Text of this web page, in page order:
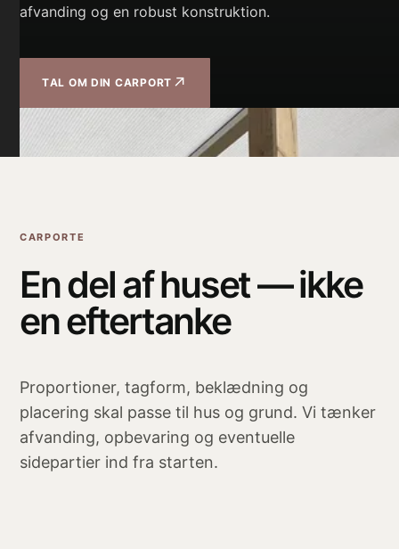
afvanding og en robust konstruktion.
TAL OM DIN CARPORT ↗
CARPORTE
En del af huset — ikke
en eftertanke
Proportioner, tagform, beklædning og
placering skal passe til hus og grund. Vi tænker
afvanding, opbevaring og eventuelle
sidepartier ind fra starten.